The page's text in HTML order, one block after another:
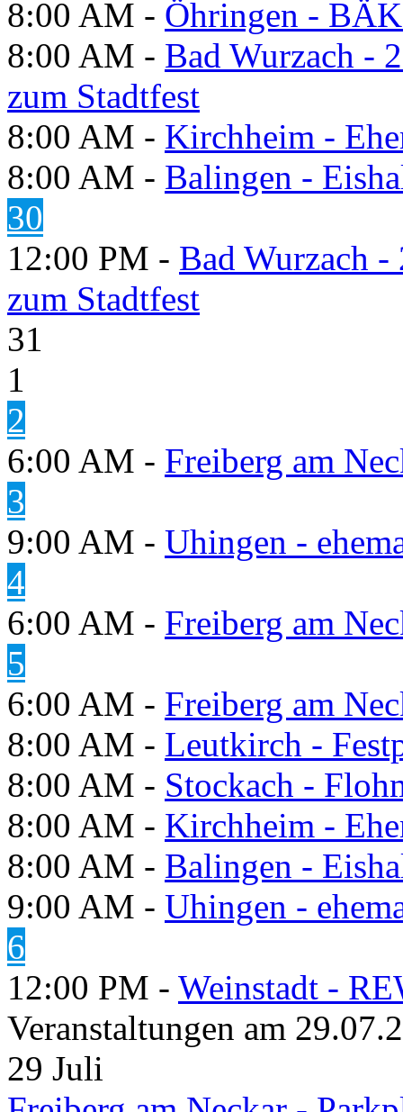
8:00 AM - Öhringen -
8:00 AM - Bad Wurzach -
zum Stadtfest
8:00 AM - Kirchheim -
8:00 AM - Balingen -
30
12:00 PM - Bad Wurzach
zum Stadtfest
31
1
2
6:00 AM - Freiberg am
3
9:00 AM - Uhingen -
4
6:00 AM - Freiberg am
5
6:00 AM - Freiberg am
8:00 AM - Leutkirch -
8:00 AM - Stockach -
8:00 AM - Kirchheim -
8:00 AM - Balingen -
9:00 AM - Uhingen -
6
12:00 PM - Weinstadt -
Veranstaltungen am
29 Juli